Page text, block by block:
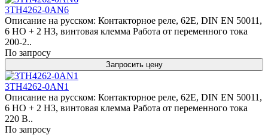
3TH4262-0AN6
Описание на русском: Контакторное реле, 62E, DIN EN 50011,
6 НО + 2 НЗ, винтовая клемма Работа от переменного тока
200-2..
По запросу
Запросить цену
3TH4262-0AN1
Описание на русском: Контакторное реле, 62E, DIN EN 50011,
6 НО + 2 НЗ, винтовая клемма Работа от переменного тока
220 В..
По запросу